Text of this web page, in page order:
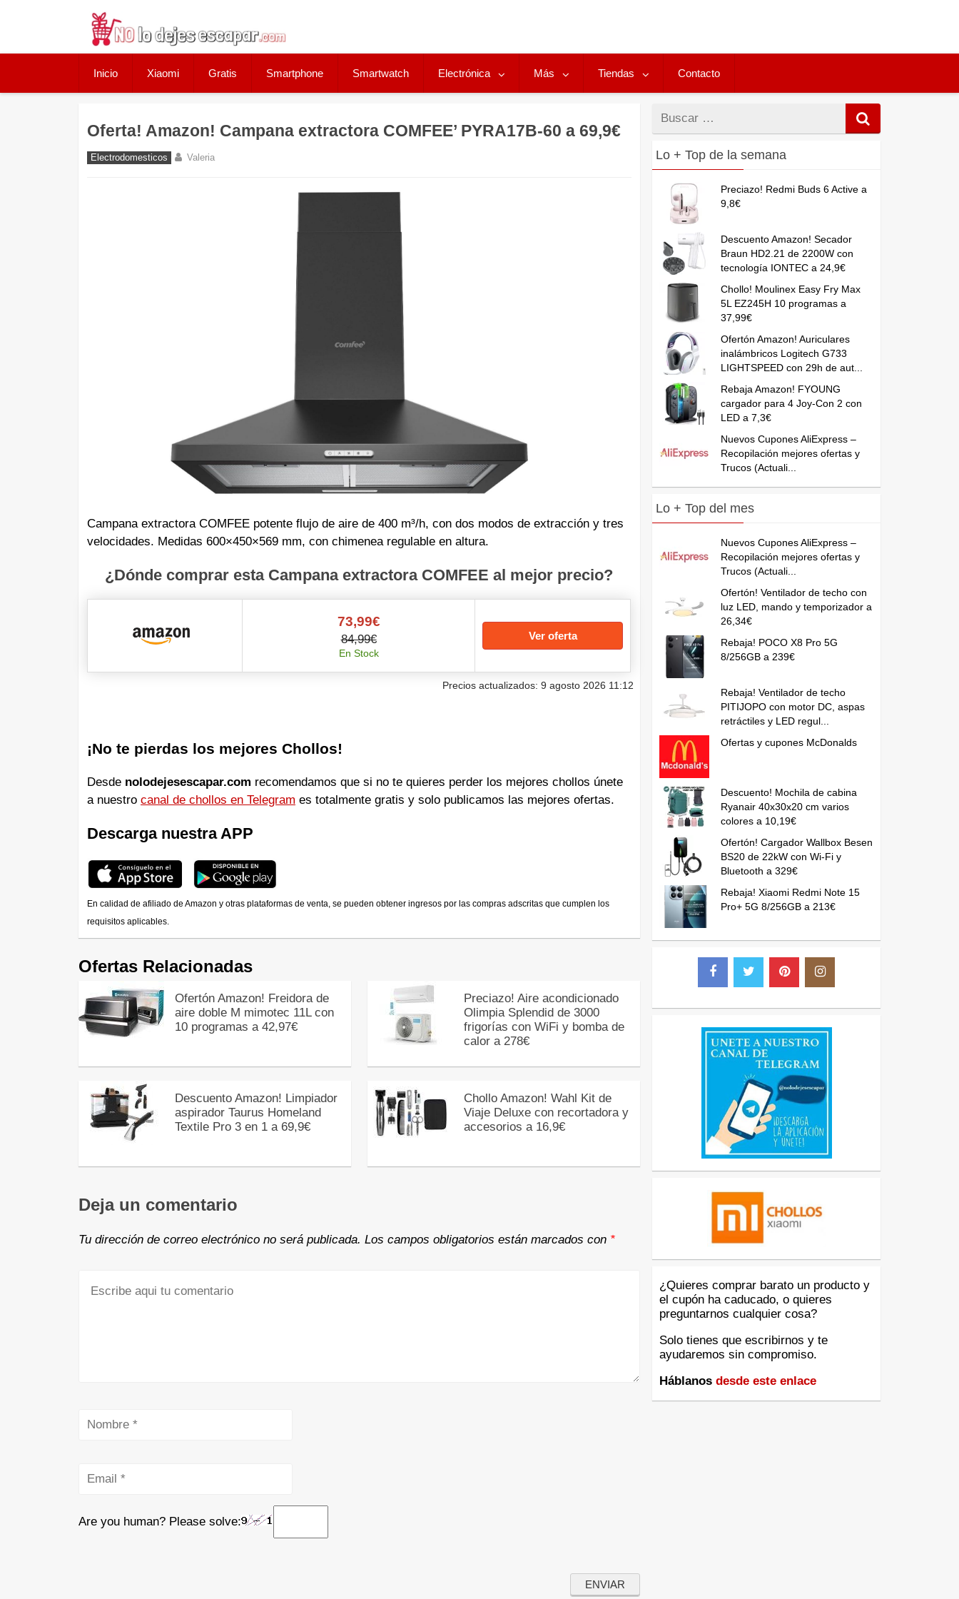
Inicio Xiaomi Gratis Smartphone Smartwatch Electrónica Más Tiendas Contacto
Oferta! Amazon! Campana extractora COMFEE’ PYRA17B-60 a 69,9€
Electrodomesticos Valeria
Campana extractora COMFEE potente flujo de aire de 400 m³/h, con dos modos de extracción y tres
velocidades. Medidas 600×450×569 mm, con chimenea regulable en altura.
¿Dónde comprar esta Campana extractora COMFEE al mejor precio?
73,99€
84,99€
En Stock
Ver oferta
Precios actualizados: 9 agosto 2026 11:12
¡No te pierdas los mejores Chollos!
Desde nolodejesescapar.com recomendamos que si no te quieres perder los mejores chollos únete
a nuestro canal de chollos en Telegram es totalmente gratis y solo publicamos las mejores ofertas.
Descarga nuestra APP
En calidad de afiliado de Amazon y otras plataformas de venta, se pueden obtener ingresos por las compras adscritas que cumplen los
requisitos aplicables.
Ofertas Relacionadas
Ofertón Amazon! Freidora de
aire doble M mimotec 11L con
10 programas a 42,97€
Preciazo! Aire acondicionado
Olimpia Splendid de 3000
frigorías con WiFi y bomba de
calor a 278€
Descuento Amazon! Limpiador
aspirador Taurus Homeland
Textile Pro 3 en 1 a 69,9€
Chollo Amazon! Wahl Kit de
Viaje Deluxe con recortadora y
accesorios a 16,9€
Deja un comentario
Tu dirección de correo electrónico no será publicada. Los campos obligatorios están marcados con *
Are you human? Please solve:
Buscar
por
Lo + Top de la semana
Preciazo! Redmi Buds 6 Active a
9,8€
Descuento Amazon! Secador
Braun HD2.21 de 2200W con
tecnología IONTEC a 24,9€
Chollo! Moulinex Easy Fry Max
5L EZ245H 10 programas a
37,99€
Ofertón Amazon! Auriculares
inalámbricos Logitech G733
LIGHTSPEED con 29h de aut...
Rebaja Amazon! FYOUNG
cargador para 4 Joy-Con 2 con
LED a 7,3€
Nuevos Cupones AliExpress –
Recopilación mejores ofertas y
Trucos (Actuali...
Lo + Top del mes
Nuevos Cupones AliExpress –
Recopilación mejores ofertas y
Trucos (Actuali...
Ofertón! Ventilador de techo con
luz LED, mando y temporizador a
26,34€
Rebaja! POCO X8 Pro 5G
8/256GB a 239€
Rebaja! Ventilador de techo
PITIJOPO con motor DC, aspas
retráctiles y LED regul...
Ofertas y cupones McDonalds
Descuento! Mochila de cabina
Ryanair 40x30x20 cm varios
colores a 10,19€
Ofertón! Cargador Wallbox Besen
BS20 de 22kW con Wi-Fi y
Bluetooth a 329€
Rebaja! Xiaomi Redmi Note 15
Pro+ 5G 8/256GB a 213€
¿Quieres comprar barato un producto y
el cupón ha caducado, o quieres
preguntarnos cualquier cosa?
Solo tienes que escribirnos y te
ayudaremos sin compromiso.
Háblanos desde este enlace